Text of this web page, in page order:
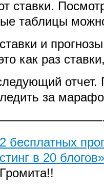
ставки.
таблицы
ставки и
как раз
за
бесплатных
в 20 блогов»